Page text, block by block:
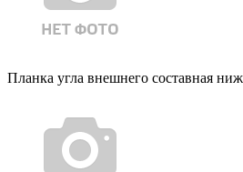
Планка угла внешнего составная